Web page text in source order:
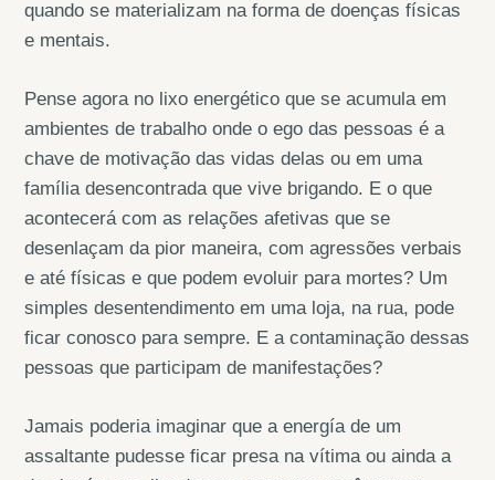
quando se materializam na forma de doenças físicas
e mentais.
Pense agora no lixo energético que se acumula em
ambientes de trabalho onde o ego das pessoas é a
chave de motivação das vidas delas ou em uma
família desencontrada que vive brigando. E o que
acontecerá com as relações afetivas que se
desenlaçam da pior maneira, com agressões verbais
e até físicas e que podem evoluir para mortes? Um
simples desentendimento em uma loja, na rua, pode
ficar conosco para sempre. E a contaminação dessas
pessoas que participam de manifestações?
Jamais poderia imaginar que a energía de um
assaltante pudesse ficar presa na vítima ou ainda a